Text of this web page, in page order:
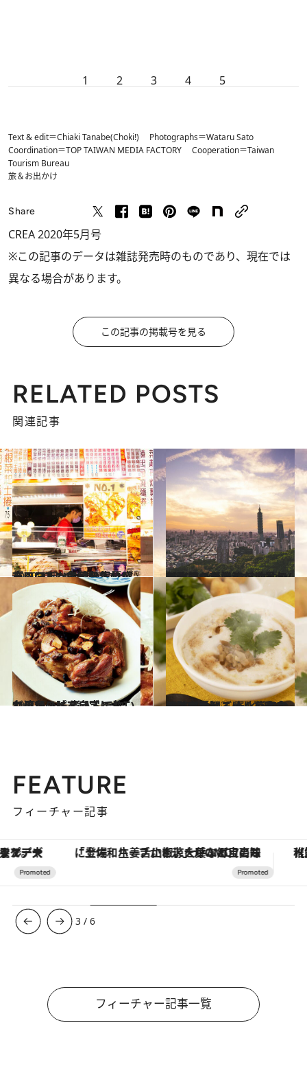
1 2 3 4 5
Text & edit＝Chiaki Tanabe(Choki!) Photographs＝Wataru Sato
Coordination＝TOP TAIWAN MEDIA FACTORY Cooperation＝Taiwan
Tourism Bureau
旅＆お出かけ
Share
CREA 2020年5月号
※この記事のデータは雑誌発売時のものであり、現在では
異なる場合があります。
この記事の掲載号を見る
RELATED POSTS
関連記事
2020.5.6
パワフルな台湾の寧夏夜市へGO！ 食べ歩きながらいつだって縁日気分
旅＆お出かけ 2020.4.30
新型コロナ対策が世界から称賛の台湾 マスクやTVで政府が努力したこととは
ライフスタイル
2020.5.3
台湾風スペアリブとおこわのレシピ 煮込んで炊いて屋台の味を自宅に！
グルメ 2020.5.2
お酢入りとろ～り豆乳スープが極旨♡ 春水堂で台湾の定番朝ごはんを実食
ライフスタイル
FEATURE
フィーチャー記事
「土佐和ハーブかき氷」がOMO7高知に登場！生姜、山椒、大葉など目にも舌にも涼を呼ぶ郷土の味 【夏限定ディナーコース】旬を
3 /6
フィーチャー記事一覧